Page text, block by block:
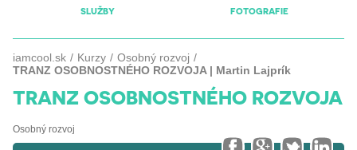
SLUŽBY FOTOGRAFIE
iamcool.sk Kurzy
Osobný rozvoj
TRANZ OSOBNOSTNÉHO ROZVOJA | Martin Lajprík
TRANZ OSOBNOSTNÉHO ROZVOJA
Osobný rozvoj